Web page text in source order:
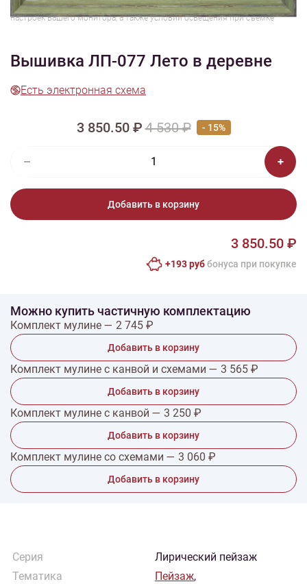
отличаться от оригинала продукции, взависимости от разрешения и
настроек вашего монитора, а также условий освещения при съемке
Вышивка ЛП-077 Лето в деревне
Есть электронная схема
3 850.50 ₽4 530 ₽ - 15%
Добавить в корзину
3 850.50 ₽
+193 руббонусa при покупке
Можно купить частичную комплектацию
Комплект мулине — 2 745 ₽
Добавить в корзину
Комплект мулине с канвой и схемами — 3 565 ₽
Добавить в корзину
Комплект мулине с канвой — 3 250 ₽
Добавить в корзину
Комплект мулине со схемами — 3 060 ₽
Добавить в корзину
Серия
Лирический пейзаж
Тематика
Пейзаж,